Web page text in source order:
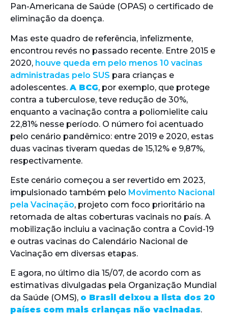
Pan-Americana de Saúde (OPAS) o certificado de
eliminação da doença.
Mas este quadro de referência, infelizmente,
encontrou revés no passado recente. Entre 2015 e
2020, houve queda em pelo menos 10 vacinas
administradas pelo SUS para crianças e
adolescentes. A BCG, por exemplo, que protege
contra a tuberculose, teve redução de 30%,
enquanto a vacinação contra a poliomielite caiu
22,81% nesse período. O número foi acentuado
pelo cenário pandêmico: entre 2019 e 2020, estas
duas vacinas tiveram quedas de 15,12% e 9,87%,
respectivamente.
Este cenário começou a ser revertido em 2023,
impulsionado também pelo Movimento Nacional
pela Vacinação, projeto com foco prioritário na
retomada de altas coberturas vacinais no país. A
mobilização incluiu a vacinação contra a Covid-19
e outras vacinas do Calendário Nacional de
Vacinação em diversas etapas.
E agora, no último dia 15/07, de acordo com as
estimativas divulgadas pela Organização Mundial
da Saúde (OMS), o Brasil deixou a lista dos 20
países com mais crianças não vacinadas.